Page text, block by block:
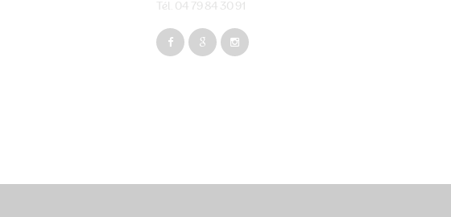
Tél. 04 79 84 30 91